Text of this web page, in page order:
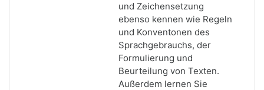
und Zeichensetzung
ebenso kennen wie Regeln
und Konventonen des
Sprachgebrauchs, der
Formulierung und
Beurteilung von Texten.
Außerdem lernen Sie